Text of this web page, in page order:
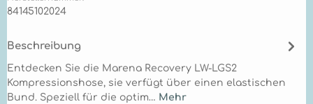
84145102024
Beschreibung
Entdecken Sie die Marena Recovery LW-LGS2
Kompressionshose, sie verfügt über einen elastischen
Bund. Speziell für die optim… Mehr